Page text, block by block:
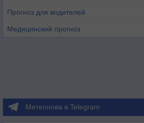
Прогноз для водителей
Медицинский прогноз
Метеонова в Telegram